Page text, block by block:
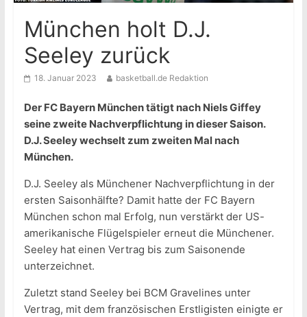
München holt D.J.
Seeley zurück
18. Januar 2023 basketball.de Redaktion
Der FC Bayern München tätigt nach Niels Giffey
seine zweite Nachverpflichtung in dieser Saison.
D.J. Seeley wechselt zum zweiten Mal nach
München.
D.J. Seeley als Münchener Nachverpflichtung in der
ersten Saisonhälfte? Damit hatte der FC Bayern
München schon mal Erfolg, nun verstärkt der US-
amerikanische Flügelspieler erneut die Münchener.
Seeley hat einen Vertrag bis zum Saisonende
unterzeichnet.
Zuletzt stand Seeley bei BCM Gravelines unter
Vertrag, mit dem französischen Erstligisten einigte er